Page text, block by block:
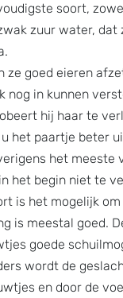
soort,
zuur water,
ze goed eieren
nog in kunnen
hij haar te
het paartje beter
het
het begin niet te
is het mogelijk
is meestal goed.
goede
wordt de
en door de